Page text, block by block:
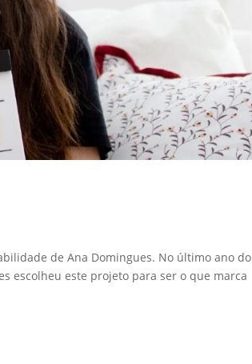
de Ana Domingues. No último ano do
escolheu este projeto para ser o que marca